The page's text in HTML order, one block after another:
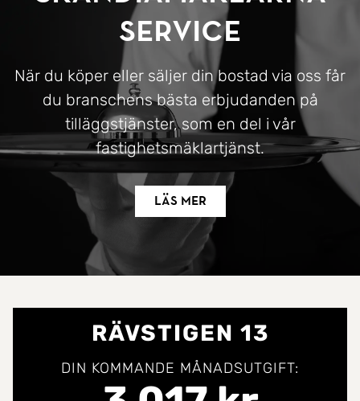
Service
När du köper eller säljer din bostad via oss får
du branschens bästa erbjudanden på
tilläggstjänster, som en del i vår
fastighetsmäklartjänst.
Läs mer